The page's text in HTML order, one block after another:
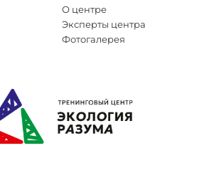
О центре
Эксперты центра
Фотогалерея